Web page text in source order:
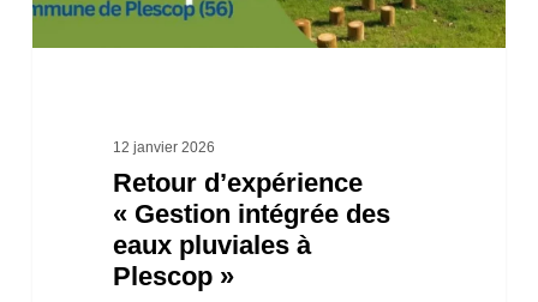
à
12 janvier 2026
Retour d’expérience
« Gestion intégrée des
eaux pluviales à
Plescop »